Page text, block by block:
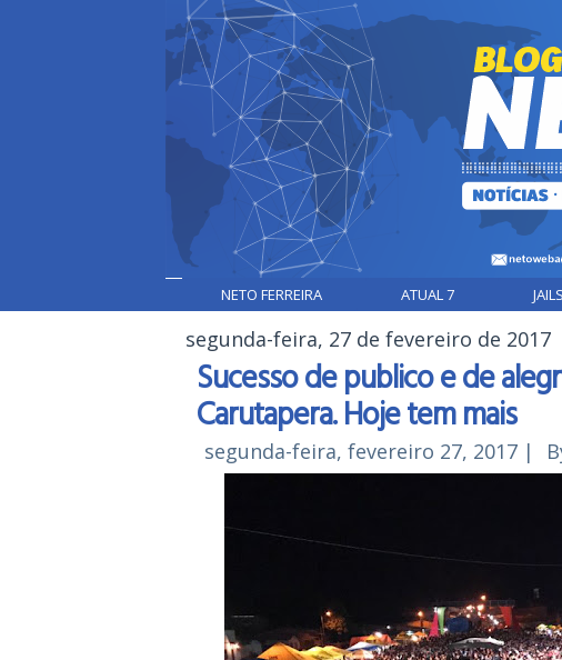
NETO FERREIRA ATUAL 7
segunda-feira, 27 de fevereiro de 2017
Sucesso de publico e de
Carutapera. Hoje tem mais
segunda-feira, fevereiro 27, 2017 |